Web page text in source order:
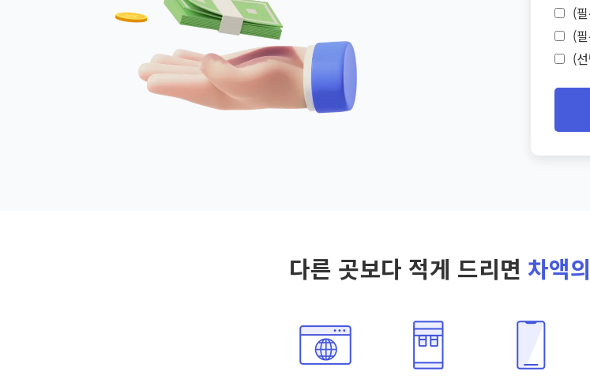
(
(
(
다른 곳보다 적게 드리면 차액